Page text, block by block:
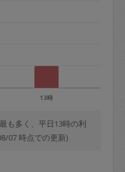
13時
も多く、平日13時の利
07 時点での更新)